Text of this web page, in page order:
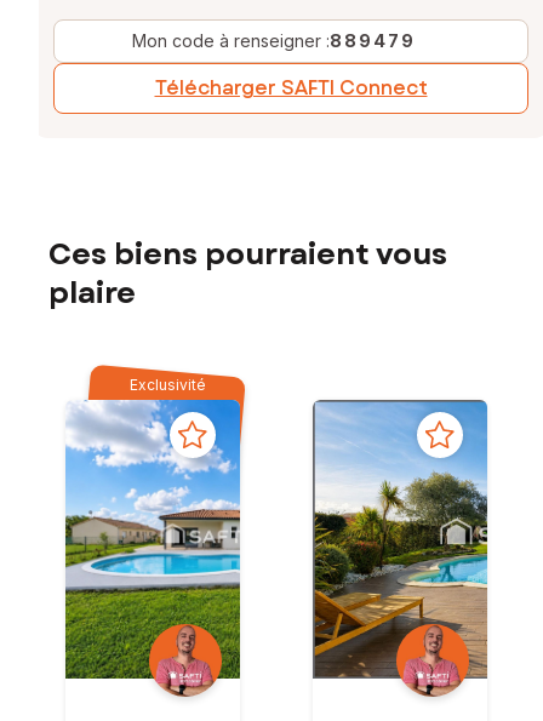
Mon code à renseigner :889479
Télécharger SAFTI Connect
Ces biens pourraient vous
plaire
Exclusivité